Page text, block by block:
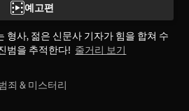
예고편
형사, 젊은 신문사 기자가 힘을 합쳐 수
범을 추적한다! 줄거리 보기
죄 & 미스터리